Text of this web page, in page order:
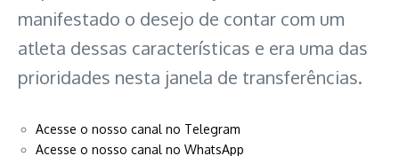
manifestado o desejo de contar com um
atleta dessas características e era uma das
prioridades nesta janela de transferências.
Acesse o nosso canal no Telegram
Acesse o nosso canal no WhatsApp